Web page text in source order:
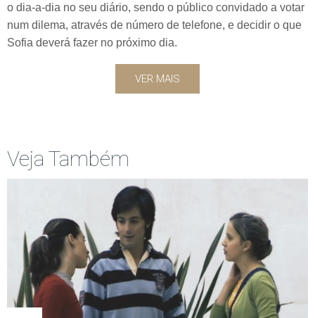
o dia-a-dia no seu diário, sendo o público convidado a votar
num dilema, através de número de telefone, e decidir o que
Sofia deverá fazer no próximo dia.
VER MAIS
Veja Também